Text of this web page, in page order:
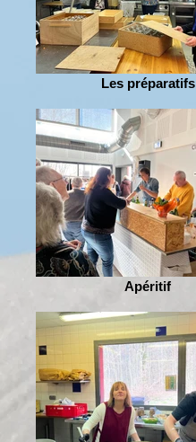
Les préparatifs
Apéritif